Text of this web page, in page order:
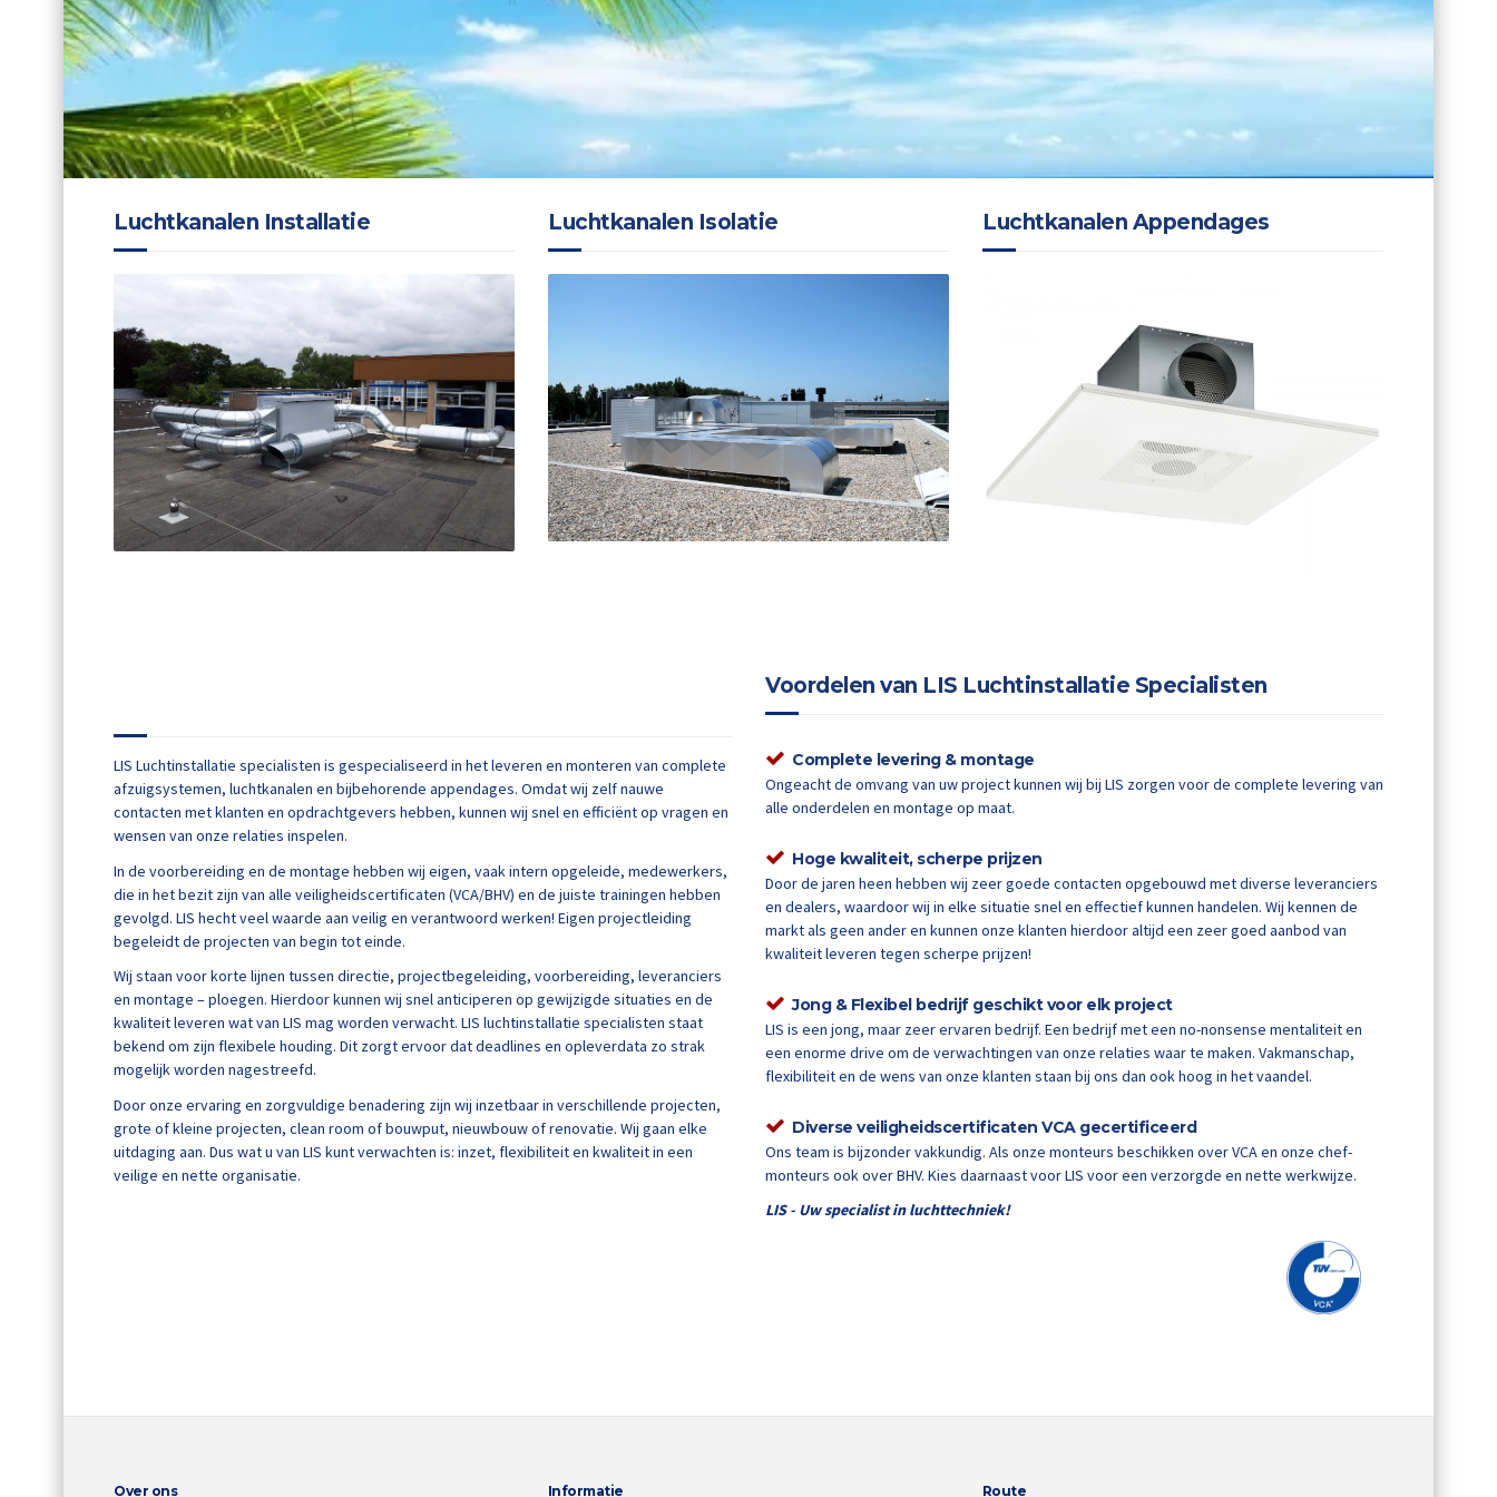
Luchtkanalen Installatie Luchtkanalen Isolatie Luchtkanalen Appendages
LIS Luchtinstallatie specialisten is gespecialiseerd in het leveren en monteren van complete
afzuigsystemen, luchtkanalen en bijbehorende appendages. Omdat wij zelf nauwe
contacten met klanten en opdrachtgevers hebben, kunnen wij snel en efficiënt op vragen en
wensen van onze relaties inspelen.
In de voorbereiding en de montage hebben wij eigen, vaak intern opgeleide, medewerkers,
die in het bezit zijn van alle veiligheidscertificaten (VCA/BHV) en de juiste trainingen hebben
gevolgd. LIS hecht veel waarde aan veilig en verantwoord werken! Eigen projectleiding
begeleidt de projecten van begin tot einde.
Wij staan voor korte lijnen tussen directie, projectbegeleiding, voorbereiding, leveranciers
en montage – ploegen. Hierdoor kunnen wij snel anticiperen op gewijzigde situaties en de
kwaliteit leveren wat van LIS mag worden verwacht. LIS luchtinstallatie specialisten staat
bekend om zijn flexibele houding. Dit zorgt ervoor dat deadlines en opleverdata zo strak
mogelijk worden nagestreefd.
Door onze ervaring en zorgvuldige benadering zijn wij inzetbaar in verschillende projecten,
grote of kleine projecten, clean room of bouwput, nieuwbouw of renovatie. Wij gaan elke
uitdaging aan. Dus wat u van LIS kunt verwachten is: inzet, flexibiliteit en kwaliteit in een
veilige en nette organisatie.
Voordelen van LIS Luchtinstallatie Specialisten
Complete levering & montage
Ongeacht de omvang van uw project kunnen wij bij LIS zorgen voor de complete levering van
alle onderdelen en montage op maat.
Hoge kwaliteit, scherpe prijzen
Door de jaren heen hebben wij zeer goede contacten opgebouwd met diverse leveranciers
en dealers, waardoor wij in elke situatie snel en effectief kunnen handelen. Wij kennen de
markt als geen ander en kunnen onze klanten hierdoor altijd een zeer goed aanbod van
kwaliteit leveren tegen scherpe prijzen!
Jong & Flexibel bedrijf geschikt voor elk project
LIS is een jong, maar zeer ervaren bedrijf. Een bedrijf met een no-nonsense mentaliteit en
een enorme drive om de verwachtingen van onze relaties waar te maken. Vakmanschap,
flexibiliteit en de wens van onze klanten staan bij ons dan ook hoog in het vaandel.
Diverse veiligheidscertificaten VCA gecertificeerd
Ons team is bijzonder vakkundig. Als onze monteurs beschikken over VCA en onze chef-
monteurs ook over BHV. Kies daarnaast voor LIS voor een verzorgde en nette werkwijze.
LIS - Uw specialist in luchttechniek!
Over ons Informatie Route